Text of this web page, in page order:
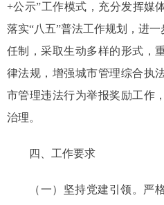
+公示”工作模式，充分发挥媒
落实“八五”普法工作规划，进
任制，采取生动多样的形式，
律法规，增强城市管理综合执
市管理违法行为举报奖励工作
治理。
四、工作要求
（一）坚持党建引领。严